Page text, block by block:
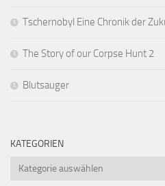
Tschernobyl Eine Chronik der
The Story of our Corpse Hunt 2
Blutsauger
KATEGORIEN
Kategorien